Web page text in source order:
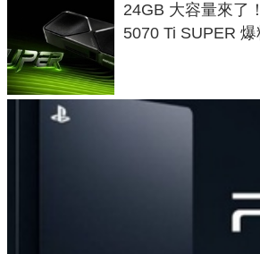
24GB 大容量來了
5070 Ti SUPER